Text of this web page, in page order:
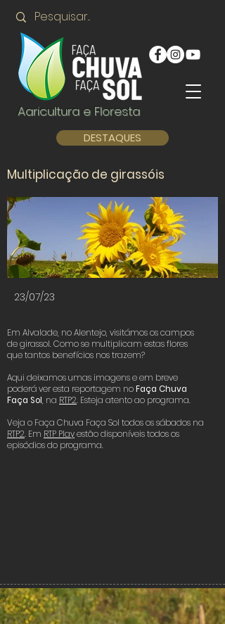
Agricultura e Floresta
DESTAQUES
Multiplicação de girassóis
Multiplicação de Girassóis
Alentejo, Portugal
Click here
23/07/23
Em Alvalade, no Alentejo, visitámos os campos
de girassol. Como se multiplicam estas flores
que tantos benefícios nos trazem?
Aqui deixamos umas imagens e em breve
poderá ver esta reportagem noFaça Chuva
Faça Sol, na RTP2. Esteja atento ao programa.
Veja o Faça Chuva Faça Sol todos os sábados na
RTP2. Em RTP Playestão disponíveis todos os
episódios do programa.